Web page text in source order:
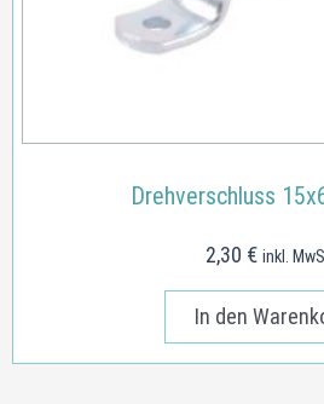
Drehverschluss
2,30 € inkl.
In den